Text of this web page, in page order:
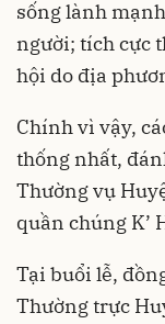
sống lành
người; tích cực
hội do địa
Chính vì vậy,
thống nhất,
Thường vụ
quần chúng K’
Tại buổi lễ,
Thường trực